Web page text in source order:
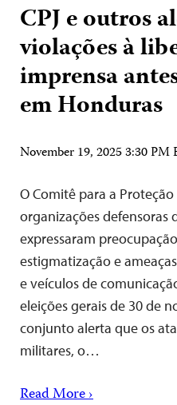
CPJ e outros
violações à
imprensa
em Honduras
November 19, 2025 3:30 PM
O Comitê para a
organizações defensoras
expressaram
estigmatização e
e veículos de
eleições gerais de 30 de
conjunto alerta que os
militares, o…
Read More ›